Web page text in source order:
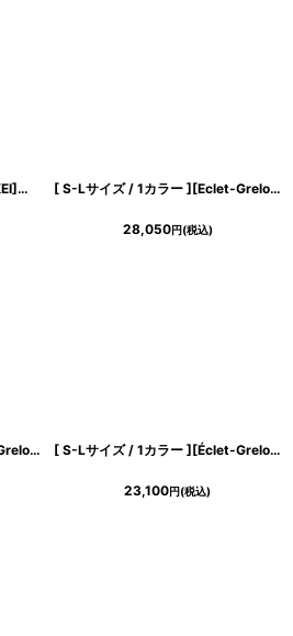
[ XS-Lサイズ / 5カラー][ERUKEI]サテン・プリント・花柄・リボン・ノースリーブ・Aライン・ミディアムドレス・ワンピース[黒木麗奈着用][送料無料] [ S-Lサイズ / 1カラー ][Eclet-Grelot by RiNFARRE]アイボリー・総レース・フレア・ホルター・ノースリーブ・ミモレ丈・ロングドレス・ワンピース・エクラグレロ [奈月セナ着用][送料無料]
28,050円(税込)
[ S-Lサイズ / 1カラー ][Eclet-Grelot by RiNFARRE]アート・キャミソール・スリップ・Vネック・セミフレア・マーメイド・ノースリーブ・ミモレ丈・ロングドレス・エクラグレロ [奈月セナ着用][送料無料] [ S-Lサイズ / 1カラー ][Éclet-Grelot by RiNFARRE]サテン・レッド・ホルターネック・セミロング丈・ミディアムドレス・エクラグレロ [奈月セナ着用][送料無料]
23,100円(税込)